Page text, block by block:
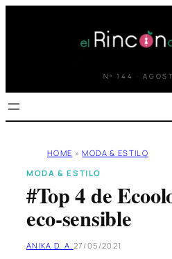
Nº 144 ·
HOME » MODA & ESTILO
MODA & ESTILO
#Top 4 de
eco-sensible
ANIKA D. A. 27/05/2021